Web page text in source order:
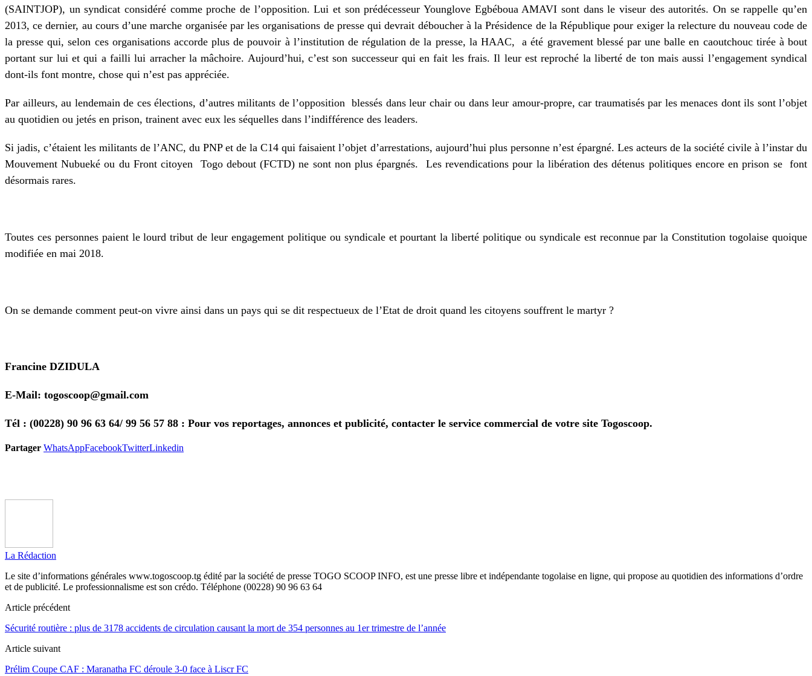
(SAINTJOP), un syndicat considéré comme proche de l’opposition. Lui et son prédécesseur Younglove Egbéboua AMAVI sont dans le viseur des autorités. On se rappelle qu’en
2013, ce dernier, au cours d’une marche organisée par les organisations de presse qui devrait déboucher à la Présidence de la République pour exiger la relecture du nouveau code de
la presse qui, selon ces organisations accorde plus de pouvoir à l’institution de régulation de la presse, la HAAC,
a été gravement blessé par une balle en caoutchouc tirée à bout
portant sur lui et qui a failli lui arracher la mâchoire. Aujourd’hui, c’est son successeur qui en fait les frais. Il leur est reproché la liberté de ton mais aussi l’engagement syndical
dont-ils font montre, chose qui n’est pas appréciée.
Par ailleurs, au lendemain de ces élections, d’autres militants de l’opposition blessés dans leur chair ou dans leur amour-propre, car traumatisés par les menaces dont ils sont l’objet
au quotidien ou jetés en prison, trainent avec eux les séquelles dans l’indifférence des leaders.
Si jadis, c’étaient les militants de l’ANC, du PNP et de la C14 qui faisaient l’objet d’arrestations, aujourd’hui plus personne n’est épargné. Les acteurs de la société civile à l’instar du
Mouvement Nubueké ou du Front citoyen
Togo debout (FCTD) ne sont non plus épargnés. Les revendications pour la libération des détenus politiques encore en prison se
font
désormais rares.
Toutes ces personnes paient le lourd tribut de leur engagement politique ou syndicale et pourtant la liberté politique ou syndicale est reconnue par la Constitution togolaise quoique
modifiée en mai 2018.
On se demande comment peut-on vivre ainsi dans un pays qui se dit respectueux de l’Etat de droit quand les citoyens souffrent le martyr ?
Francine DZIDULA
E-Mail: togoscoop@gmail.com
Tél : (00228) 90 96 63 64/ 99 56 57 88 : Pour vos reportages, annonces et publicité, contacter le service commercial de votre site Togoscoop.
Partager WhatsAppFacebookTwitterLinkedin
La Rédaction
Le site d’informations générales www.togoscoop.tg édité par la société de presse TOGO SCOOP INFO, est une presse libre et indépendante togolaise en ligne, qui propose au quotidien des informations d’ordre
et de publicité. Le professionnalisme est son crédo. Téléphone (00228) 90 96 63 64
Article précédent
Sécurité routière : plus de 3178 accidents de circulation causant la mort de 354 personnes au 1er trimestre de l’année
Article suivant
Prélim Coupe CAF : Maranatha FC déroule 3-0 face à Liscr FC